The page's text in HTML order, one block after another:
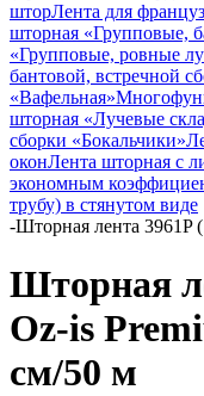
шторЛента для
шторная «Групповые,
«Групповые, ровные
бантовой, встречной
«Вафельная»
шторная «Лучевые
сборки «Бокальчики»
оконЛента шторная с
экономным
трубу) в стянутом виде
-Шторная лента 3961P
Шторная
Oz-is
см/50 м